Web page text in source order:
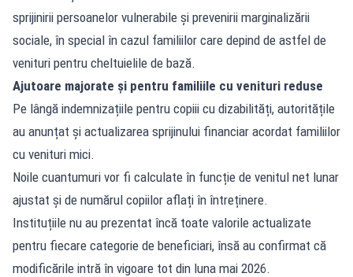
sprijinirii persoanelor vulnerabile și prevenirii marginalizării
sociale, în special în cazul familiilor care depind de astfel de
venituri pentru cheltuielile de bază.
Ajutoare majorate și pentru familiile cu venituri reduse
Pe lângă indemnizațiile pentru copiii cu dizabilități, autoritățile
au anunțat și actualizarea sprijinului financiar acordat familiilor
cu venituri mici.
Noile cuantumuri vor fi calculate în funcție de venitul net lunar
ajustat și de numărul copiilor aflați în întreținere.
Instituțiile nu au prezentat încă toate valorile actualizate
pentru fiecare categorie de beneficiari, însă au confirmat că
modificările intră în vigoare tot din luna mai 2026.